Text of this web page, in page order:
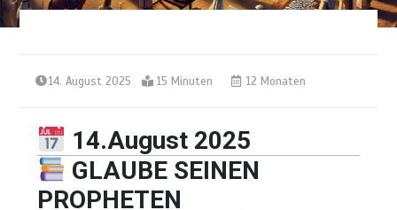
14. August 2025 15 Minuten 12 Monaten
14.August 2025
GLAUBE SEINEN
PROPHETEN